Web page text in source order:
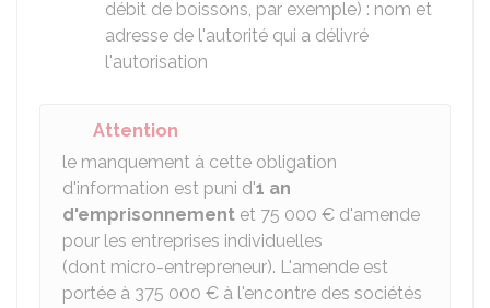
débit de boissons, par exemple) : nom et
adresse de l'autorité qui a délivré
l'autorisation
Attention
le manquement à cette obligation
d'information est puni d'1 an
d'emprisonnement et 75 000 € d'amende
pour les entreprises individuelles
(dont micro-entrepreneur). L'amende est
portée à 375 000 € à l'encontre des sociétés